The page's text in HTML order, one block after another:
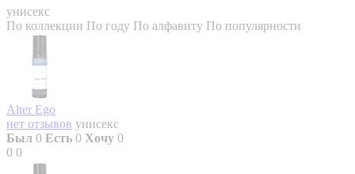
унисекс
По коллекции По году По алфавиту По популярности
Alter Ego
нет отзывов унисекс
Был 0 Есть 0 Хочу 0
0 0